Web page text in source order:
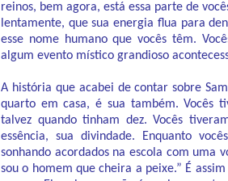
reinos, bem agora, está essa parte de
lentamente, que sua energia flua para
esse nome humano que vocês têm.
algum evento místico grandioso
A história que acabei de contar sobre
quarto em casa, é sua também. Vocês
talvez quando tinham dez. Vocês
essência, sua divindade. Enquanto
sonhando acordados na escola com uma
sou o homem que cheira a peixe.” É